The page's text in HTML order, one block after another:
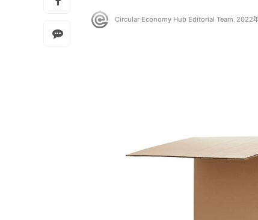
Circular Economy Hub Editorial Team, 2022